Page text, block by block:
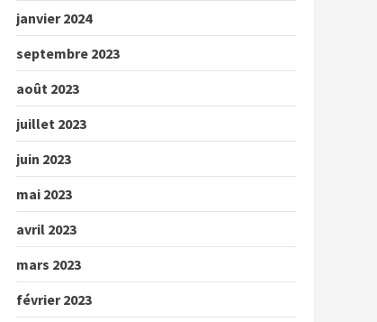
janvier 2024
septembre 2023
août 2023
juillet 2023
juin 2023
mai 2023
avril 2023
mars 2023
février 2023